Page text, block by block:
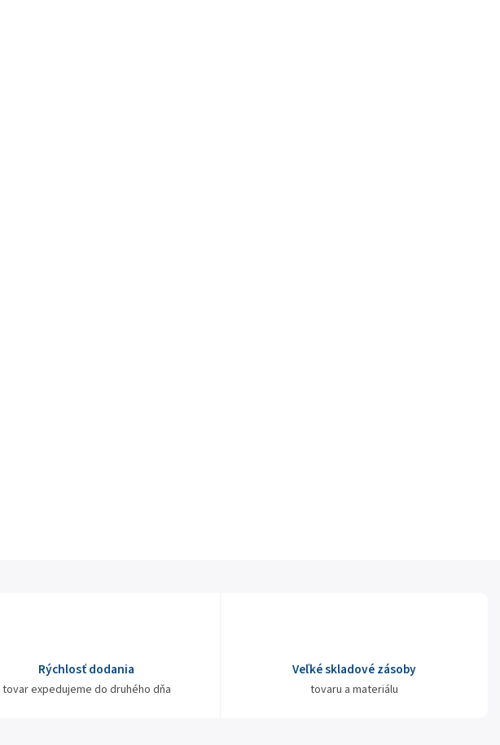
Rýchlosť dodania
tovar expedujeme do druhého dňa
Veľké skladové zásoby
tovaru a materiálu